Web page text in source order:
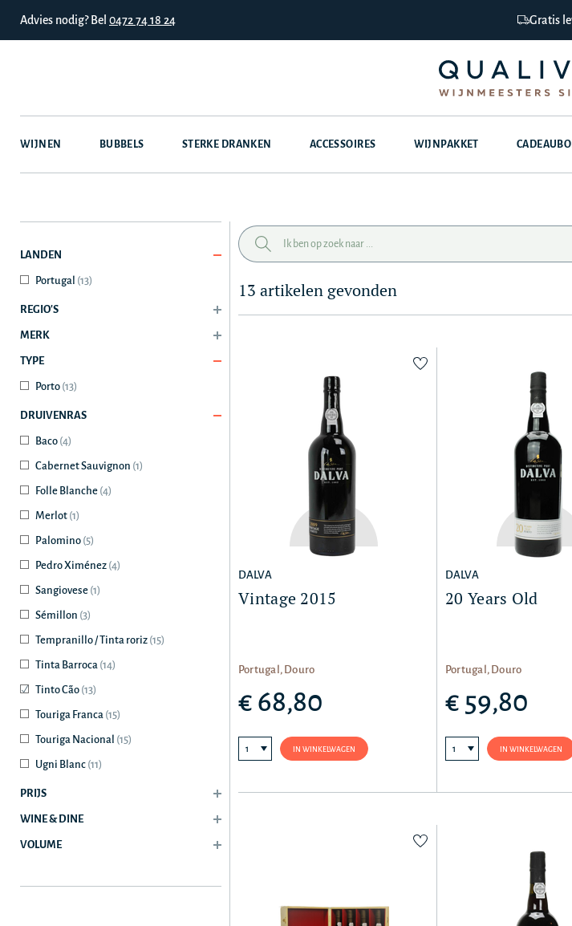
Advies nodig? Bel 0472 74 18 24 Gratis
WIJNEN BUBBELS STERKE DRANKEN ACCESSOIRES WIJNPAKKET
LANDEN
Portugal (13)
REGIO'S
MERK
TYPE
Porto (13)
DRUIVENRAS
Baco (4)
Cabernet Sauvignon (1)
Folle Blanche (4)
Merlot (1)
Palomino (5)
Pedro Ximénez (4)
Sangiovese (1)
Sémillon (3)
Tempranillo / Tinta roriz (15)
Tinta Barroca (14)
Tinto Cão (13)
Touriga Franca (15)
Touriga Nacional (15)
Ugni Blanc (11)
PRIJS
WINE & DINE
VOLUME
13 artikelen gevonden
DALVA
Vintage 2015
Portugal, Douro
€ 68,80
IN WINKELWAGEN
DALVA
20 Years Old
Portugal, Douro
€ 59,80
IN WINKELWAGEN